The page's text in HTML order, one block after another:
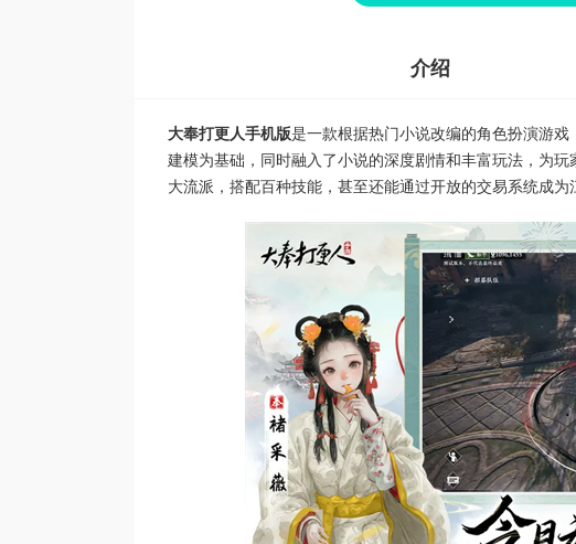
介绍
大奉打更人手机版是一款根据热门小说改编的角色扮演游
建模为基础，同时融入了小说的深度剧情和丰富玩法，为
大流派，搭配百种技能，甚至还能通过开放的交易系统成